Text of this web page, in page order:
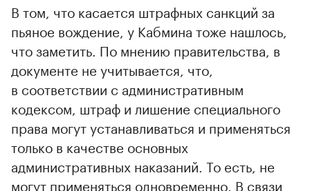
В том, что касается штрафных санкций за
пьяное вождение, у Кабмина тоже нашлось,
что заметить. По мнению правительства, в
документе не учитывается, что,
в соответствии с административным
кодексом, штраф и лишение специального
права могут устанавливаться и применяться
только в качестве основных
административных наказаний. То есть, не
могут применяться одновременно. В связи